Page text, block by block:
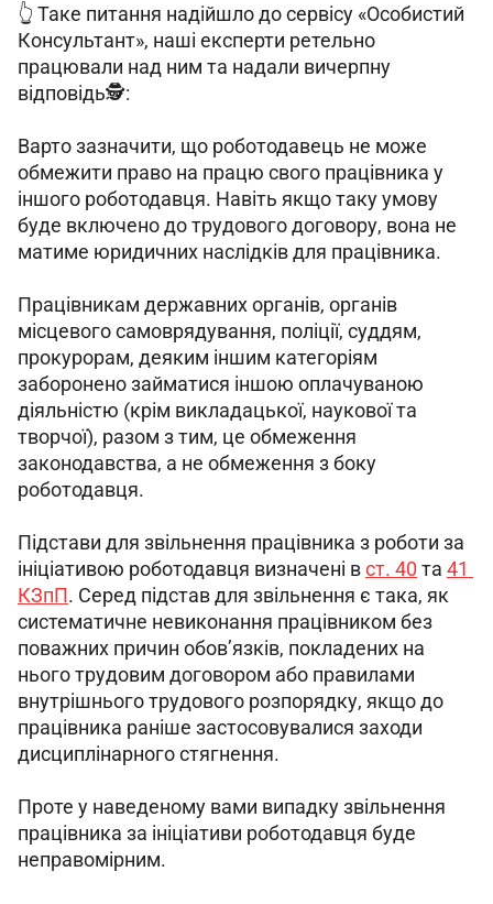
👆 Таке питання надійшло до сервісу «Особистий
Консультант», наші експерти ретельно
працювали над ним та надали вичерпну
відповідь🕵️:
Варто зазначити, що роботодавець не може
обмежити право на працю свого працівника у
іншого роботодавця. Навіть якщо таку умову
буде включено до трудового договору, вона не
матиме юридичних наслідків для працівника.
Працівникам державних органів, органів
місцевого самоврядування, поліції, суддям,
прокурорам, деяким іншим категоріям
заборонено займатися іншою оплачуваною
діяльністю (крім викладацької, наукової та
творчої), разом з тим, це обмеження
законодавства, а не обмеження з боку
роботодавця.
Підстави для звільнення працівника з роботи за
ініціативою роботодавця визначені в ст. 40 та 41
КЗпП. Серед підстав для звільнення є така, як
систематичне невиконання працівником без
поважних причин обов’язків, покладених на
нього трудовим договором або правилами
внутрішнього трудового розпорядку, якщо до
працівника раніше застосовувалися заходи
дисциплінарного стягнення.
Проте у наведеному вами випадку звільнення
працівника за ініціативи роботодавця буде
неправомірним.